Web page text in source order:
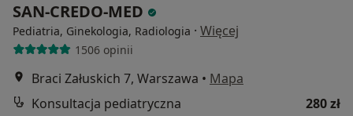
SAN-CREDO-MED
Pediatria, Ginekologia, Radiologia · Więcej
1506 opinii
Braci Załuskich 7, Warszawa • Mapa
Konsultacja pediatryczna
280 zł